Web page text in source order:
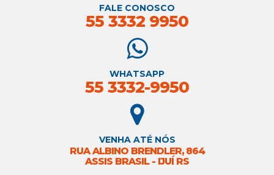
FALE CONOSCO
55 3332 9950
WHATSAPP
55 3332-9950
VENHA ATÉ NÓS
RUA ALBINO BRENDLER, 864
ASSIS BRASIL - IJUÍ RS